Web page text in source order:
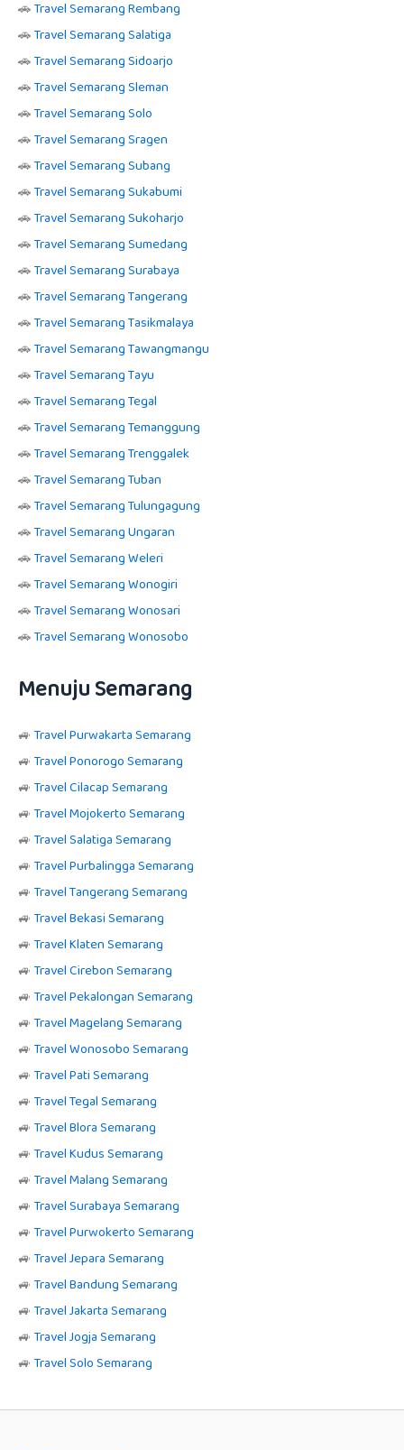
🚗Travel Semarang Rembang
🚗Travel Semarang Salatiga
🚗Travel Semarang Sidoarjo
🚗Travel Semarang Sleman
🚗Travel Semarang Solo
🚗Travel Semarang Sragen
🚗Travel Semarang Subang
🚗Travel Semarang Sukabumi
🚗Travel Semarang Sukoharjo
🚗Travel Semarang Sumedang
🚗Travel Semarang Surabaya
🚗Travel Semarang Tangerang
🚗Travel Semarang Tasikmalaya
🚗Travel Semarang Tawangmangu
🚗Travel Semarang Tayu
🚗Travel Semarang Tegal
🚗Travel Semarang Temanggung
🚗Travel Semarang Trenggalek
🚗Travel Semarang Tuban
🚗Travel Semarang Tulungagung
🚗Travel Semarang Ungaran
🚗Travel Semarang Weleri
🚗Travel Semarang Wonogiri
🚗Travel Semarang Wonosari
🚗Travel Semarang Wonosobo
Menuju Semarang
🚙 Travel Purwakarta Semarang
🚙 Travel Ponorogo Semarang
🚙 Travel Cilacap Semarang
🚙 Travel Mojokerto Semarang
🚙 Travel Salatiga Semarang
🚙 Travel Purbalingga Semarang
🚙 Travel Tangerang Semarang
🚙 Travel Bekasi Semarang
🚙 Travel Klaten Semarang
🚙 Travel Cirebon Semarang
🚙 Travel Pekalongan Semarang
🚙 Travel Magelang Semarang
🚙 Travel Wonosobo Semarang
🚙 Travel Pati Semarang
🚙 Travel Tegal Semarang
🚙 Travel Blora Semarang
🚙 Travel Kudus Semarang
🚙 Travel Malang Semarang
🚙 Travel Surabaya Semarang
🚙 Travel Purwokerto Semarang
🚙 Travel Jepara Semarang
🚙 Travel Bandung Semarang
🚙 Travel Jakarta Semarang
🚙 Travel Jogja Semarang
🚙 Travel Solo Semarang